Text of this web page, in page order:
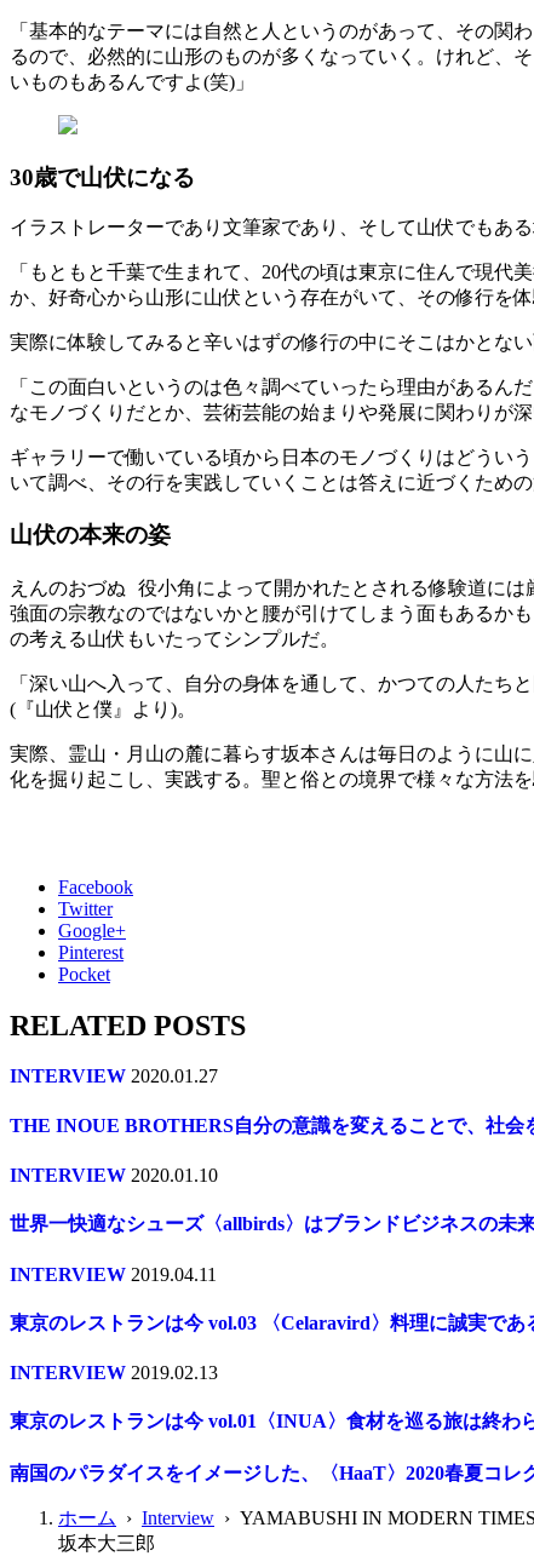
「基本的なテーマには自然と人というのがあって、その
るので、必然的に山形のものが多くなっていく。けれど、
いものもあるんですよ(笑)」
30歳で山伏になる
イラストレーターであり文筆家であり、そして山伏でもあ
「もともと千葉で生まれて、20代の頃は東京に住んで現
か、好奇心から山形に山伏という存在がいて、その修行を
実際に体験してみると辛いはずの修行の中にそこはかとない
「この面白いというのは色々調べていったら理由がある
なモノづくりだとか、芸術芸能の始まりや発展に関わりが
ギャラリーで働いている頃から日本のモノづくりはどうい
いて調べ、その行を実践していくことは答えに近づくための
山伏の本来の姿
えんのおづぬ 役小角によって開かれたとされる修験道には
強面の宗教なのではないかと腰が引けてしまう面もあるか
の考える山伏もいたってシンプルだ。
「深い山へ入って、自分の身体を通して、かつての人たち
(『山伏と僕』より)。
実際、霊山・月山の麓に暮らす坂本さんは毎日のように山
化を掘り起こし、実践する。聖と俗との境界で様々な方法
Facebook
Twitter
Google+
Pinterest
Pocket
RELATED POSTS
INTERVIEW 2020.01.27
THE INOUE BROTHERS自分の意識を変えることで、社会
INTERVIEW 2020.01.10
世界一快適なシューズ〈allbirds〉はブランドビジネスの未
INTERVIEW 2019.04.11
東京のレストランは今 vol.03 〈Celaravird〉料理に誠実であ
INTERVIEW 2019.02.13
東京のレストランは今 vol.01〈INUA〉食材を巡る旅は終わ
南国のパラダイスをイメージした、〈HaaT〉2020春夏コレ
ホーム › Interview › YAMABUSHI IN MODERN TIMES
坂本大三郎